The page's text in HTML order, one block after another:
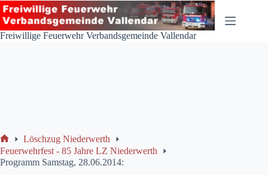
Zum
Inhalt
springen
Freiwillige Feuerwehr Verbandsgemeinde Vallendar
Start
Löschzug Niederwerth
Feuerwehrfest - 85 Jahre LZ Niederwerth
Programm Samstag, 28.06.2014: